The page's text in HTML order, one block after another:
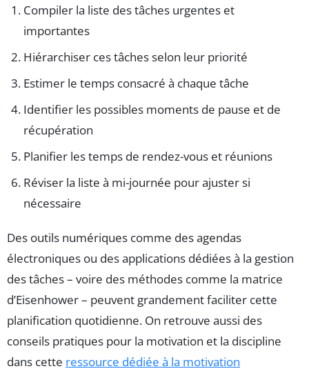
Compiler la liste des tâches urgentes et
importantes
Hiérarchiser ces tâches selon leur priorité
Estimer le temps consacré à chaque tâche
Identifier les possibles moments de pause et de
récupération
Planifier les temps de rendez-vous et réunions
Réviser la liste à mi-journée pour ajuster si
nécessaire
Des outils numériques comme des agendas
électroniques ou des applications dédiées à la gestion
des tâches – voire des méthodes comme la matrice
d’Eisenhower – peuvent grandement faciliter cette
planification quotidienne. On retrouve aussi des
conseils pratiques pour la motivation et la discipline
dans cette ressource dédiée à la motivation